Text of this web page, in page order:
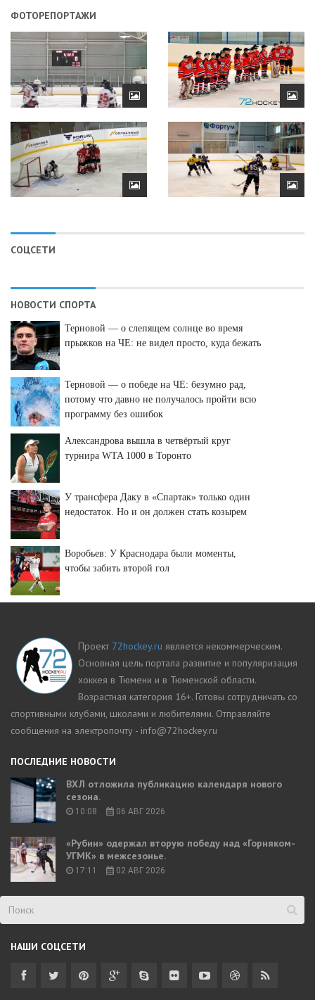
ФОТОРЕПОРТАЖИ
СОЦСЕТИ
НОВОСТИ СПОРТА
Терновой — о слепящем солнце во время
прыжков на ЧЕ: не видел просто, куда бежать
Терновой — о победе на ЧЕ: безумно рад,
потому что давно не получалось пройти всю
программу без ошибок
Александрова вышла в четвёртый круг
турнира WTA 1000 в Торонто
У трансфера Даку в «Спартак» только один
недостаток. Но и он должен стать козырем
Воробьев: У Краснодара были моменты,
чтобы забить второй гол
Проект 72hockey.ru является некоммерческим.
Основная цель портала развитие и популяризация
хоккея в Тюмени и в Тюменской области.
Возрастная категория 16+. Готовы сотрудничать со
спортивными клубами, школами и любителями. Отправляйте
сообщения на электропочту - info@72hockey.ru
ПОСЛЕДНИЕ НОВОСТИ
ВХЛ отложила публикацию календаря нового
сезона.
10:08 06 АВГ 2026
«Рубин» одержал вторую победу над «Горняком-
УГМК» в межсезонье.
17:11 02 АВГ 2026
НАШИ СОЦСЕТИ